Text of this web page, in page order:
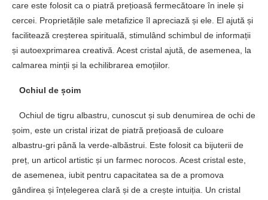
care este folosit ca o piatră prețioasă fermecătoare în inele și
cercei. Proprietățile sale metafizice îl apreciază și ele. El ajută și
facilitează creșterea spirituală, stimulând schimbul de informații
și autoexprimarea creativă. Acest cristal ajută, de asemenea, la
calmarea minții și la echilibrarea emoțiilor.
Ochiul de șoim
Ochiul de tigru albastru, cunoscut și sub denumirea de ochi de
șoim, este un cristal irizat de piatră prețioasă de culoare
albastru-gri până la verde-albăstrui. Este folosit ca bijuterii de
preț, un articol artistic și un farmec norocos. Acest cristal este,
de asemenea, iubit pentru capacitatea sa de a promova
gândirea și înțelegerea clară și de a crește intuiția. Un cristal